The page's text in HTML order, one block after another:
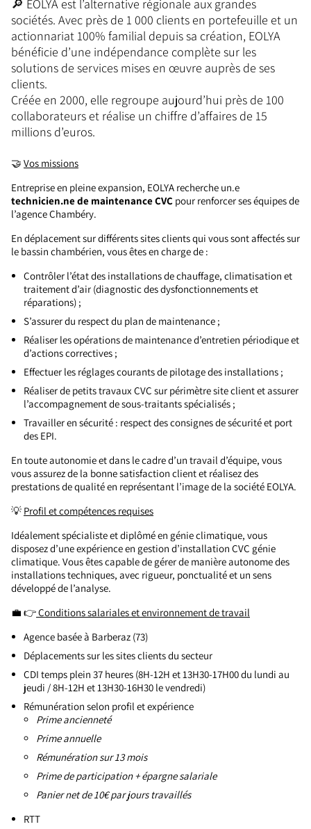
🔎 EOLYA est l’alternative régionale aux grandes
sociétés. Avec près de 1 000 clients en portefeuille et un
actionnariat 100% familial depuis sa création, EOLYA
bénéficie d’une indépendance complète sur les
solutions de services mises en œuvre auprès de ses
clients.
Créée en 2000, elle regroupe aujourd’hui près de 100
collaborateurs et réalise un chiffre d’affaires de 15
millions d’euros.
🤝 Vos missions
Entreprise en pleine expansion, EOLYA recherche un.e
technicien.ne de maintenance CVC pour renforcer ses équipes de
l’agence Chambéry.
En déplacement sur différents sites clients qui vous sont affectés sur
le bassin chambérien, vous êtes en charge de :
Contrôler l’état des installations de chauffage, climatisation et
traitement d’air (diagnostic des dysfonctionnements et
réparations) ;
S’assurer du respect du plan de maintenance ;
Réaliser les opérations de maintenance d’entretien périodique et
d’actions correctives ;
Effectuer les réglages courants de pilotage des installations ;
Réaliser de petits travaux CVC sur périmètre site client et assurer
l’accompagnement de sous-traitants spécialisés ;
Travailler en sécurité : respect des consignes de sécurité et port
des EPI.
En toute autonomie et dans le cadre d’un travail d’équipe, vous
vous assurez de la bonne satisfaction client et réalisez des
prestations de qualité en représentant l’image de la société EOLYA.
💡 Profil et compétences requises
Idéalement spécialiste et diplômé en génie climatique, vous
disposez d’une expérience en gestion d’installation CVC génie
climatique. Vous êtes capable de gérer de manière autonome des
installations techniques, avec rigueur, ponctualité et un sens
développé de l’analyse.
💼 👉Conditions salariales et environnement de travail
Agence basée à Barberaz (73)
Déplacements sur les sites clients du secteur
CDI temps plein 37 heures (8H-12H et 13H30-17H00 du lundi au
jeudi / 8H-12H et 13H30-16H30 le vendredi)
Rémunération selon profil et expérience
Prime ancienneté
Prime annuelle
Rémunération sur 13 mois
Prime de participation + épargne salariale
Panier net de 10€ par jours travaillés
RTT